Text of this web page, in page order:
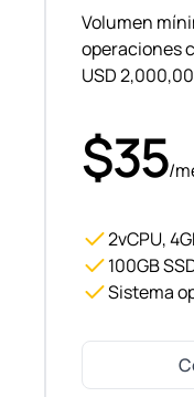
Volumen
operaciones
USD
$35/
2vCPU,
100GB
Sistema